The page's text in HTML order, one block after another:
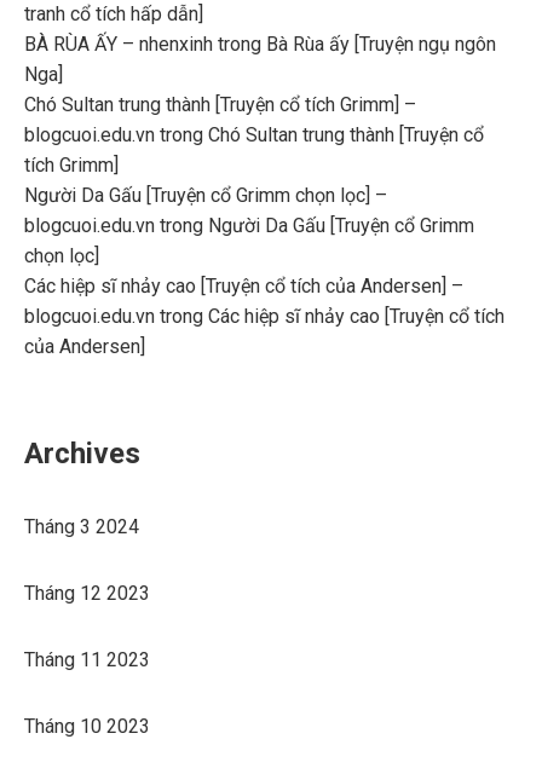
tranh cổ tích hấp dẫn]
BÀ RÙA ẤY – nhenxinh trong Bà Rùa ấy [Truyện ngụ ngôn
Nga]
Chó Sultan trung thành [Truyện cổ tích Grimm] –
blogcuoi.edu.vn trong Chó Sultan trung thành [Truyện cổ
tích Grimm]
Người Da Gấu [Truyện cổ Grimm chọn lọc] –
blogcuoi.edu.vn trong Người Da Gấu [Truyện cổ Grimm
chọn lọc]
Các hiệp sĩ nhảy cao [Truyện cổ tích của Andersen] –
blogcuoi.edu.vn trong Các hiệp sĩ nhảy cao [Truyện cổ tích
của Andersen]
Archives
Tháng 3 2024
Tháng 12 2023
Tháng 11 2023
Tháng 10 2023